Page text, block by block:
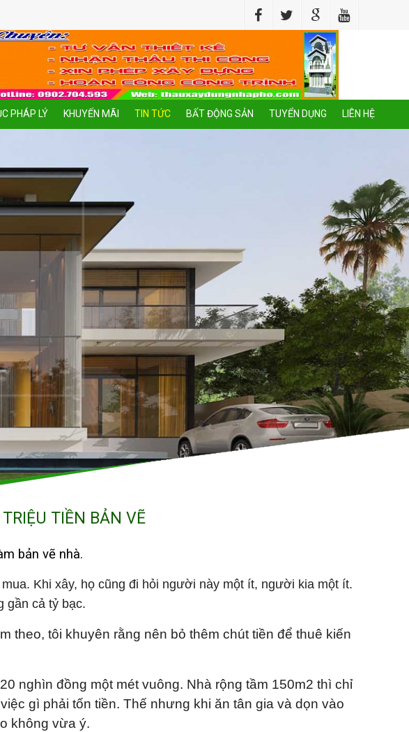
PHÁP LÝ KHUYẾN MÃI TIN TỨC BẤT ĐỘNG SẢN TUYỂN DỤNG LIÊN HỆ
TIỀN BẢN VẼ
bản vẽ nhà.
Khi xây, họ cũng đi hỏi người này một ít, người kia một ít.
gần cả tỷ bạc.
theo, tôi khuyên rằng nên bỏ thêm chút tiền để thuê kiến
nghìn đồng một mét vuông. Nhà rộng tầm 150m2 thì chỉ
gì phải tốn tiền. Thế nhưng khi ăn tân gia và dọn vào
không vừa ý.